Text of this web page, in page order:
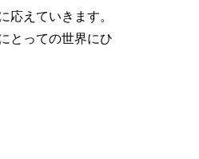
応えていきます。
とっての世界にひ